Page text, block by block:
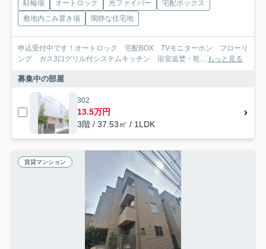
駐輪場 オートロック 光ファイバー
宅配ボックス
敷地内ごみ置き場
閑静な住宅地
申込受付中です！オートロック 宅配BOX TVモニターホン フローリ
ング ガス3口グリル付システムキッチン 浴室追焚・乾...
もっと見る
募集中の部屋
302
13.5万円
3階 / 37.53㎡ / 1LDK
賃貸マンション